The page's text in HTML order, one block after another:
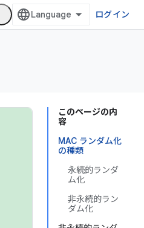
ログイン
このページの内
容
MAC ランダム化
の種類
永続的ランダ
ム化
非永続的ラン
ダム化